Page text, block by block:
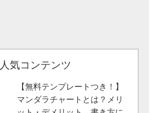
人気コンテンツ
【無料テンプレートつき！】
マンダラチャートとは？メリ